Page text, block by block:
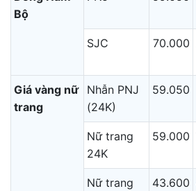
Bộ
SJC 70.000
Giá vàng nữ
trang
Nhẫn PNJ
(24K)
59.050
Nữ trang
24K
59.000
Nữ trang
43.600